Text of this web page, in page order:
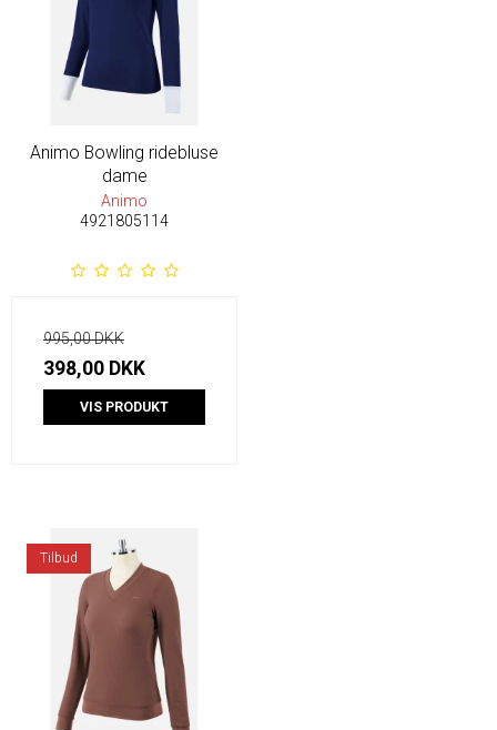
Animo Bowling ridebluse
dame
Animo
4921805114
995,00 DKK
398,00 DKK
VIS PRODUKT
Tilbud